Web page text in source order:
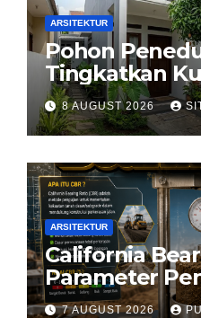
ARSITEKTUR
Pohon
Tingkatkan
Arsitektur
8 AUGUST 2026
ARSITEKTUR
California
Parameter
Tanah
7 AUGUST 2026